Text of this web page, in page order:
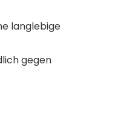
langlebige
gegen